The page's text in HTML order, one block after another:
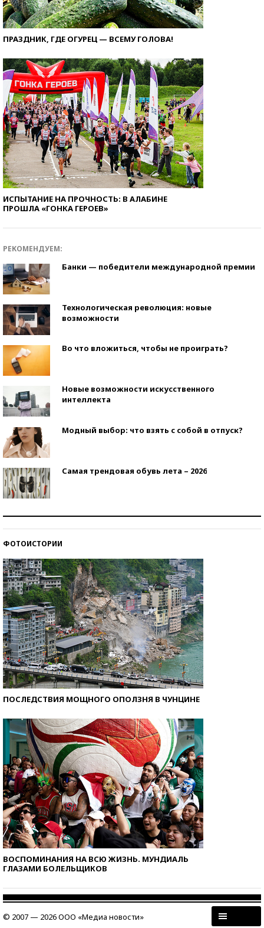
ПРАЗДНИК, ГДЕ ОГУРЕЦ — ВСЕМУ ГОЛОВА!
ИСПЫТАНИЕ НА ПРОЧНОСТЬ: В АЛАБИНЕ
ПРОШЛА «ГОНКА ГЕРОЕВ»
РЕКОМЕНДУЕМ:
Банки — победители международной премии
Технологическая революция: новые
возможности
Во что вложиться, чтобы не проиграть?
Новые возможности искусственного
интеллекта
Модный выбор: что взять с собой в отпуск?
Самая трендовая обувь лета – 2026
ФОТОИСТОРИИ
ПОСЛЕДСТВИЯ МОЩНОГО ОПОЛЗНЯ В ЧУНЦИНЕ
ВОСПОМИНАНИЯ НА ВСЮ ЖИЗНЬ. МУНДИАЛЬ
ГЛАЗАМИ БОЛЕЛЬЩИКОВ
© 2007 — 2026 ООО «Медиа новости»